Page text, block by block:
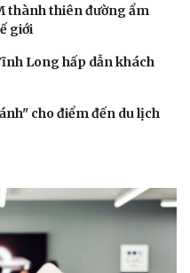
Thời trang
thành thiên đường ẩm
giới
Long hấp dẫn khách
cho điểm đến du lịch